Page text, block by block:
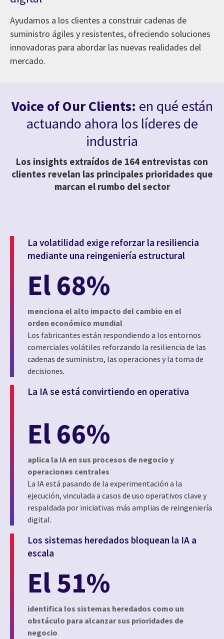
Ayudamos a los clientes a construir cadenas de
suministro ágiles y resistentes, ofreciendo soluciones
innovadoras para abordar las nuevas realidades del
mercado.
Voice of Our Clients: en qué están
actuando ahora los líderes de
industria
Los insights extraídos de 164 entrevistas con
clientes revelan las principales prioridades que
marcan el rumbo del sector
La volatilidad exige reforzar la resiliencia
mediante una reingeniería estructural
El 68%
menciona el alto impacto del cambio en el
orden económico mundial
Los fabricantes están respondiendo a los entornos
comerciales volátiles reforzando la resiliencia de las
cadenas de suministro, las operaciones y la toma de
decisiones.
La IA se está convirtiendo en operativa
El 66%
aplica la IA en sus procesos de negocio y
operaciones centrales
La IA está pasando de la experimentación a la
ejecución, vinculada a casos de uso operativos clave y
respaldada por iniciativas más amplias de reingeniería
digital.
Los sistemas heredados bloquean la IA a
escala
El 51%
identifica los sistemas heredados como un
obstáculo para alcanzar sus prioridades de
negocio